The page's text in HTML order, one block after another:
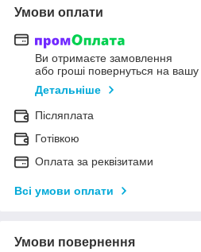
Умови оплати
Ви отримаєте замовлення
або гроші повернуться на вашу
Детальніше
Післяплата
Готівкою
Оплата за реквізитами
Всі умови оплати
Умови повернення